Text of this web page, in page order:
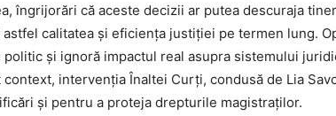
îngrijorări că aceste decizii ar putea descuraja
calitatea și eficiența justiției pe termen lung.
și ignoră impactul real asupra sistemului
intervenția Înaltei Curți, condusă de Lia
și pentru a proteja drepturile magistraților.